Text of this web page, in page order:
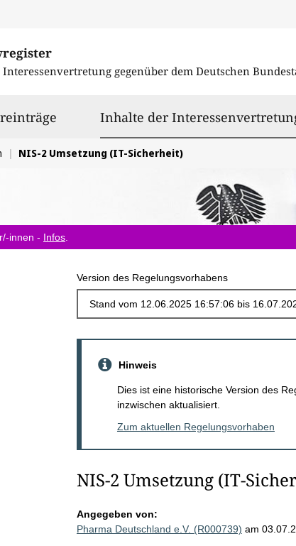
gegenüber dem Deutschen
Inhalte der
NIS-2 Umsetzung (IT-Sicherheit)
innen - Infos
Version des Regelungsvorhabens
Hinweis
Dies ist eine historische Version des
inzwischen aktualisiert.
Zum aktuellen Regelungsvorhaben
NIS-2 Umsetzung (IT-
Angegeben von:
Pharma Deutschland e.V. (R000739) am